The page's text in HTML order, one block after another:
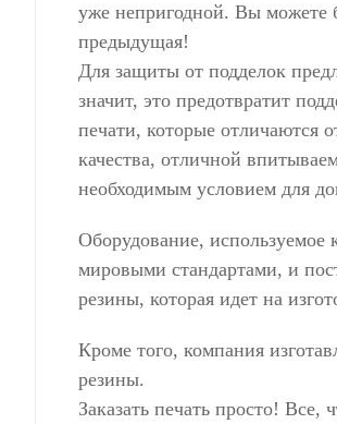
уже непригодной. Вы можете
предыдущая!
Для защиты от подделок
значит, это предотвратит
печати, которые отличаются
качества, отличной
необходимым условием для
Оборудование, используемое
мировыми стандартами, и
резины, которая идет на
Кроме того, компания
резины.
Заказать печать просто! Все,